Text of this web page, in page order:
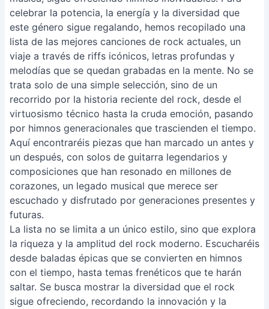
celebrar la potencia, la energía y la diversidad que
este género sigue regalando, hemos recopilado una
lista de las mejores canciones de rock actuales, un
viaje a través de riffs icónicos, letras profundas y
melodías que se quedan grabadas en la mente. No se
trata solo de una simple selección, sino de un
recorrido por la historia reciente del rock, desde el
virtuosismo técnico hasta la cruda emoción, pasando
por himnos generacionales que trascienden el tiempo.
Aquí encontraréis piezas que han marcado un antes y
un después, con solos de guitarra legendarios y
composiciones que han resonado en millones de
corazones, un legado musical que merece ser
escuchado y disfrutado por generaciones presentes y
futuras.
La lista no se limita a un único estilo, sino que explora
la riqueza y la amplitud del rock moderno. Escucharéis
desde baladas épicas que se convierten en himnos
con el tiempo, hasta temas frenéticos que te harán
saltar. Se busca mostrar la diversidad que el rock
sigue ofreciendo, recordando la innovación y la